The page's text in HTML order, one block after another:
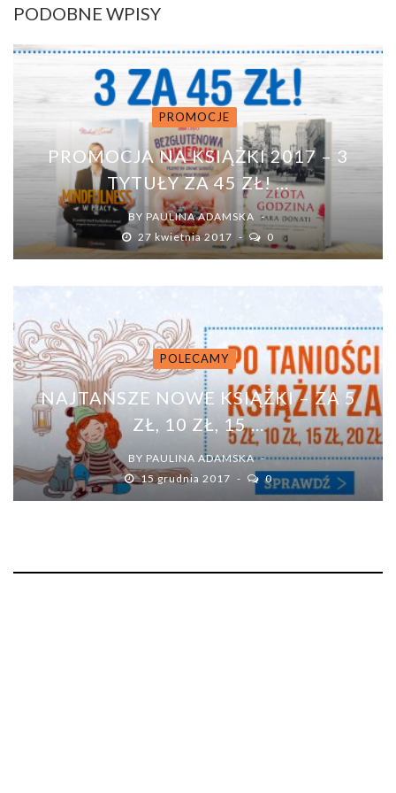
PODOBNE WPISY
PROMOCJE
PROMOCJA NA KSIĄŻKI 2017 – 3
TYTUŁY ZA 45 ZŁ! ...
BY PAULINA ADAMSKA
27 kwietnia 2017
0
POLECAMY
NAJTAŃSZE NOWE KSIĄŻKI – ZA 5
ZŁ, 10 ZŁ, 15 ...
BY PAULINA ADAMSKA
15 grudnia 2017
0